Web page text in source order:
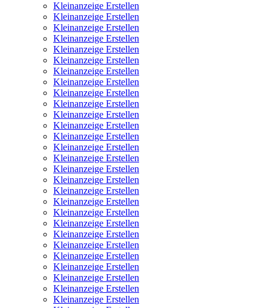
Kleinanzeige Erstellen
Kleinanzeige Erstellen
Kleinanzeige Erstellen
Kleinanzeige Erstellen
Kleinanzeige Erstellen
Kleinanzeige Erstellen
Kleinanzeige Erstellen
Kleinanzeige Erstellen
Kleinanzeige Erstellen
Kleinanzeige Erstellen
Kleinanzeige Erstellen
Kleinanzeige Erstellen
Kleinanzeige Erstellen
Kleinanzeige Erstellen
Kleinanzeige Erstellen
Kleinanzeige Erstellen
Kleinanzeige Erstellen
Kleinanzeige Erstellen
Kleinanzeige Erstellen
Kleinanzeige Erstellen
Kleinanzeige Erstellen
Kleinanzeige Erstellen
Kleinanzeige Erstellen
Kleinanzeige Erstellen
Kleinanzeige Erstellen
Kleinanzeige Erstellen
Kleinanzeige Erstellen
Kleinanzeige Erstellen